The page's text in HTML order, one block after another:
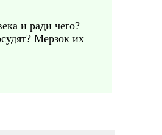
и ради чего?
Мерзок их